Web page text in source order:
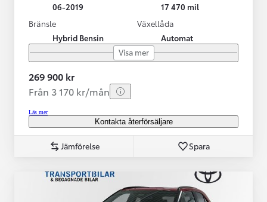
06-2019
17 470 mil
Bränsle
Hybrid Bensin
Växellåda
Automat
Visa mer
269 900 kr
Från 3 170 kr/mån
Läs mer
Kontakta återförsäljare
Jämförelse Spara